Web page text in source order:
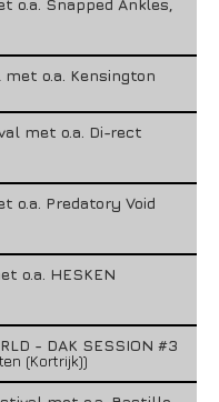
o.a. Snapped Ankles,
o.a. Kensington
met o.a. Di-rect
o.a. Predatory Void
o.a. HESKEN
- DAK SESSION #3
(Kortrijk))